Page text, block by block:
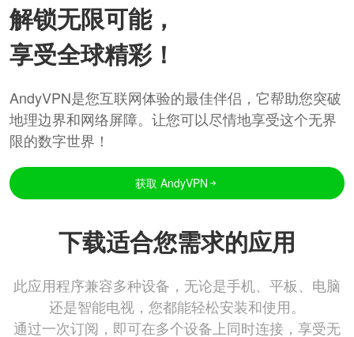
解锁无限可能，
享受全球精彩！
AndyVPN是您互联网体验的最佳伴侣，它帮助您突破
地理边界和网络屏障。让您可以尽情地享受这个无界
限的数字世界！
获取 AndyVPN
下载适合您需求的应用
此应用程序兼容多种设备，无论是手机、平板、电脑
还是智能电视，您都能轻松安装和使用。
通过一次订阅，即可在多个设备上同时连接，享受无